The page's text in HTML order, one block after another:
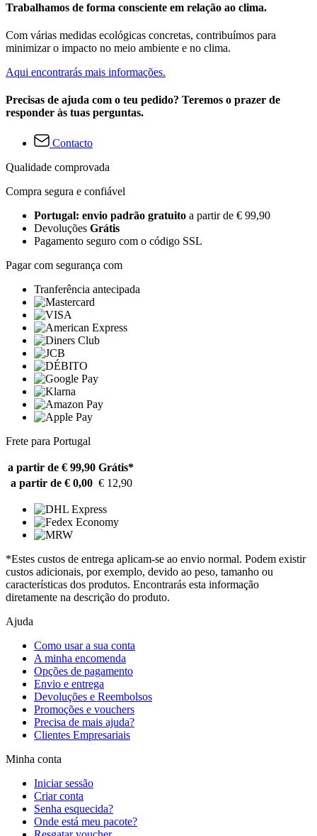
Trabalhamos de forma consciente em relação ao clima.
Com várias medidas ecológicas concretas, contribuímos para
minimizar o impacto no meio ambiente e no clima.
Aqui encontrarás mais informações.
Precisas de ajuda com o teu pedido? Teremos o prazer de
responder às tuas perguntas.
Contacto
Qualidade comprovada
Compra segura e confiável
Portugal: envio padrão gratuito a partir de € 99,90
Devoluções Grátis
Pagamento seguro com o código SSL
Pagar com segurança com
Tranferência antecipada
Frete para Portugal
a partir de € 99,90 Grátis*
a partir de € 0,00 € 12,90
*Estes custos de entrega aplicam-se ao envio normal. Podem existir
custos adicionais, por exemplo, devido ao peso, tamanho ou
características dos produtos. Encontrarás esta informação
diretamente na descrição do produto.
Ajuda
Como usar a sua conta
A minha encomenda
Opções de pagamento
Envio e entrega
Devoluções e Reembolsos
Promoções e vouchers
Precisa de mais ajuda?
Clientes Empresariais
Minha conta
Iniciar sessão
Criar conta
Senha esquecida?
Onde está meu pacote?